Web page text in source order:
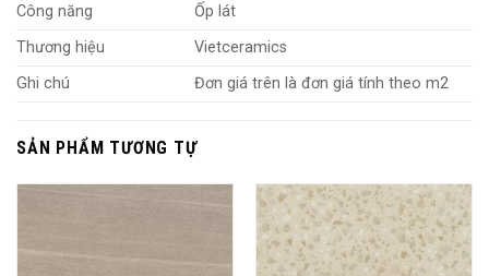
Công năng
Ốp lát
Thương hiệu
Vietceramics
Ghi chú
Đơn giá trên là đơn giá tính theo m2
SẢN PHẨM TƯƠNG TỰ